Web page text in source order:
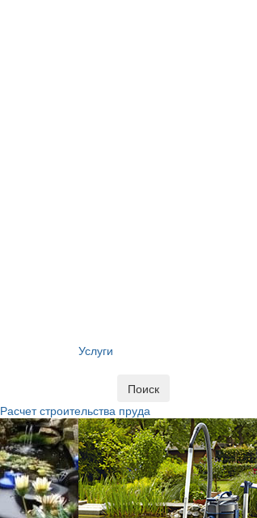
Услуги
Поиск
Расчет строительства пруда